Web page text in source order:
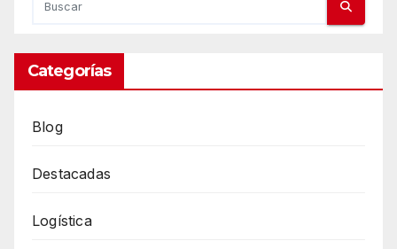
Categorías
Blog
Destacadas
Logística